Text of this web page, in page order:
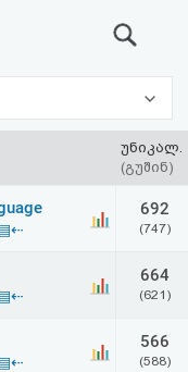
უნიკალ.
(გუშინ)
692
(747)
664
(621)
566
(588)